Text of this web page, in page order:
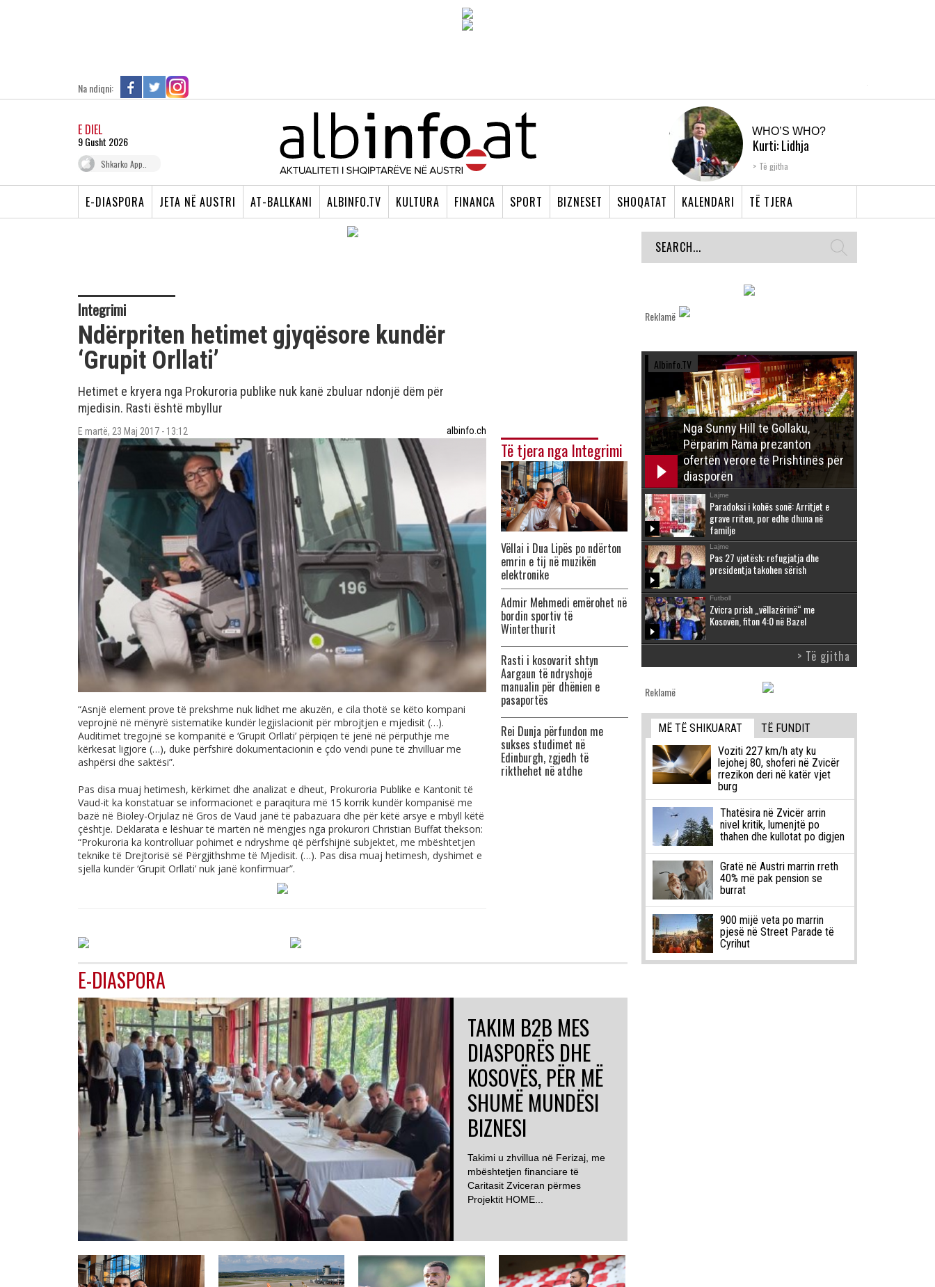
Na ndiqni:
E DIEL
9 Gusht 2026
Shkarko App..
WHO’S WHO?
Kurti: Lidhja
Shqiptare e Prizrenit,
Të gjitha
E-DIASPORA JETA NË AUSTRI AT-BALLKANI ALBINFO.TV KULTURA FINANCA SPORT BIZNESET SHOQATAT KALENDARI TË TJERA
Integrimi
Ndërpriten hetimet gjyqësore kundër
‘Grupit Orllati’
Hetimet e kryera nga Prokuroria publike nuk kanë zbuluar ndonjë dëm për
mjedisin. Rasti është mbyllur
E martë, 23 Maj 2017 - 13:12 albinfo.ch
“Asnjë element prove të prekshme nuk lidhet me akuzën, e cila thotë se këto kompani
veprojnë në mënyrë sistematike kundër legjislacionit për mbrojtjen e mjedisit (…).
Auditimet tregojnë se kompanitë e ‘Grupit Orllati’ përpiqen të jenë në përputhje me
kërkesat ligjore (…), duke përfshirë dokumentacionin e çdo vendi pune të zhvilluar me
ashpërsi dhe saktësi”.
Pas disa muaj hetimesh, kërkimet dhe analizat e dheut, Prokuroria Publike e Kantonit të
Vaud-it ka konstatuar se informacionet e paraqitura më 15 korrik kundër kompanisë me
bazë në Bioley-Orjulaz në Gros de Vaud janë të pabazuara dhe për këtë arsye e mbyll këtë
çështje. Deklarata e lëshuar të martën në mëngjes nga prokurori Christian Buffat thekson:
“Prokuroria ka kontrolluar pohimet e ndryshme që përfshijnë subjektet, me mbështetjen
teknike të Drejtorisë së Përgjithshme të Mjedisit. (…). Pas disa muaj hetimesh, dyshimet e
sjella kundër ‘Grupit Orllati’ nuk janë konfirmuar”.
Të tjera nga Integrimi
Vëllai i Dua Lipës po ndërton
emrin e tij në muzikën
elektronike
Admir Mehmedi emërohet në
bordin sportiv të
Winterthurit
Rasti i kosovarit shtyn
Aargaun të ndryshojë
manualin për dhënien e
pasaportës
Rei Dunja përfundon me
sukses studimet në
Edinburgh, zgjedh të
rikthehet në atdhe
E-DIASPORA
TAKIM B2B MES
DIASPORËS DHE
KOSOVËS, PËR MË
SHUMË MUNDËSI
BIZNESI
Takimi u zhvillua në Ferizaj, me
mbështetjen financiare të
Caritasit Zviceran përmes
Projektit HOME...
Reklamë
Albinfo.TV
Nga Sunny Hill te Gollaku,
Përparim Rama prezanton
ofertën verore të Prishtinës për
diasporën
Lajme
Paradoksi i kohës sonë: Arritjet e
grave rriten, por edhe dhuna në
familje
Lajme
Pas 27 vjetësh: refugjatja dhe
presidentja takohen sërish
Futboll
Zvicra prish „vëllazërinë“ me
Kosovën, fiton 4:0 në Bazel
> Të gjitha
Reklamë
MË TË SHIKUARAT
TË FUNDIT
Voziti 227 km/h aty ku
lejohej 80, shoferi në Zvicër
rrezikon deri në katër vjet
burg
Thatësira në Zvicër arrin
nivel kritik, lumenjtë po
thahen dhe kullotat po digjen
Gratë në Austri marrin rreth
40% më pak pension se
burrat
900 mijë veta po marrin
pjesë në Street Parade të
Cyrihut